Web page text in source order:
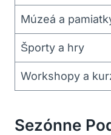
Múzeá a
Športy a hry
Workshopy a
Sezónne